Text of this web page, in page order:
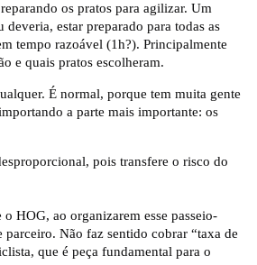
os pratos para agilizar. Um
estar preparado para todas as
tempo razoável (1h?). Principalmente
e quais pratos escolheram.
É normal, porque tem muita gente
a parte mais importante: os
pois transfere o risco do
HOG, ao organizarem esse passeio-
Não faz sentido cobrar “taxa de
que é peça fundamental para o